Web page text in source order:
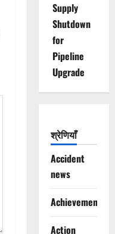
Supply
Shutdown
for
Pipeline
Upgrade
श्रेणियाँ
Accident
news
Achievements
Action